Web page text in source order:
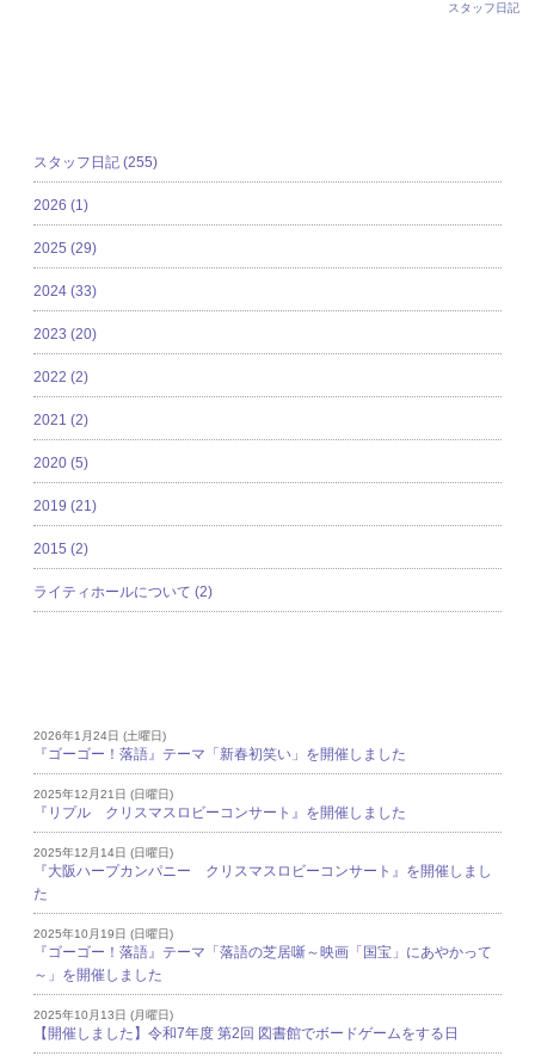
スタッフ日記
スタッフ日記 (255)
2026 (1)
2025 (29)
2024 (33)
2023 (20)
2022 (2)
2021 (2)
2020 (5)
2019 (21)
2015 (2)
ライティホールについて (2)
2026年1月24日 (土曜日)
『ゴーゴー！落語』テーマ「新春初笑い」を開催しました
2025年12月21日 (日曜日)
『リプル クリスマスロビーコンサート』を開催しました
2025年12月14日 (日曜日)
『大阪ハープカンパニー クリスマスロビーコンサート』を開催しまし
た
2025年10月19日 (日曜日)
『ゴーゴー！落語』テーマ「落語の芝居噺～映画「国宝」にあやかって
～」を開催しました
2025年10月13日 (月曜日)
【開催しました】令和7年度 第2回 図書館でボードゲームをする日